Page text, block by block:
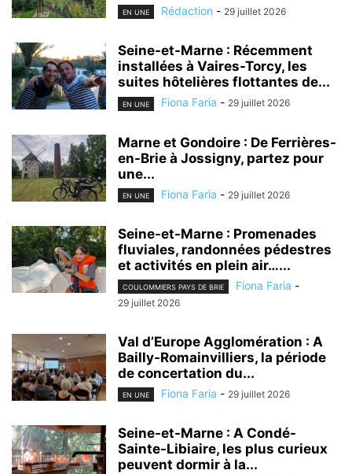
EN UNE Rédaction - 29 juillet 2026
Seine-et-Marne : Récemment
installées à Vaires-Torcy, les
suites hôtelières flottantes de...
EN UNE Fiona Faria - 29 juillet 2026
Marne et Gondoire : De Ferrières-
en-Brie à Jossigny, partez pour
une...
EN UNE Fiona Faria - 29 juillet 2026
Seine-et-Marne : Promenades
fluviales, randonnées pédestres
et activités en plein air…...
COULOMMIERS PAYS DE BRIE Fiona Faria -
29 juillet 2026
Val d’Europe Agglomération : A
Bailly-Romainvilliers, la période
de concertation du...
EN UNE Fiona Faria - 29 juillet 2026
Seine-et-Marne : A Condé-
Sainte-Libiaire, les plus curieux
peuvent dormir à la...